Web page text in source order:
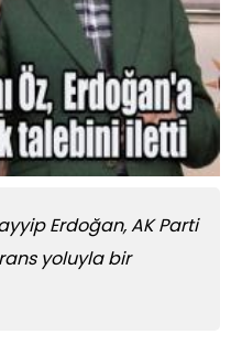
Erdoğan, AK Parti
yoluyla bir